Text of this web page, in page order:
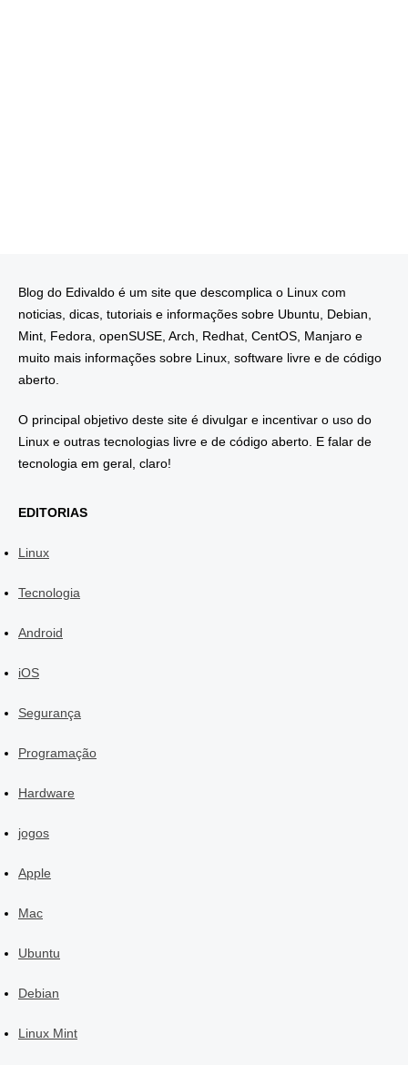
Blog do Edivaldo é um site que descomplica o Linux com
noticias, dicas, tutoriais e informações sobre Ubuntu, Debian,
Mint, Fedora, openSUSE, Arch, Redhat, CentOS, Manjaro e
muito mais informações sobre Linux, software livre e de código
aberto.
O principal objetivo deste site é divulgar e incentivar o uso do
Linux e outras tecnologias livre e de código aberto. E falar de
tecnologia em geral, claro!
EDITORIAS
Linux
Tecnologia
Android
iOS
Segurança
Programação
Hardware
jogos
Apple
Mac
Ubuntu
Debian
Linux Mint